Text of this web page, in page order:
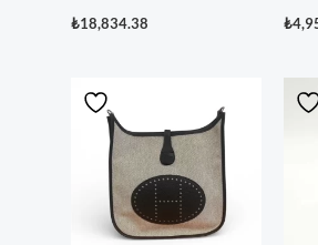
₺18,834.38 ₺